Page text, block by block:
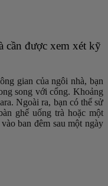
cần được xem xét kỹ
gian của ngôi nhà, bạn
song với cổng. Khoảng
Ngoài ra, bạn có thể sử
ghế uống trà hoặc một
ban đêm sau một ngày